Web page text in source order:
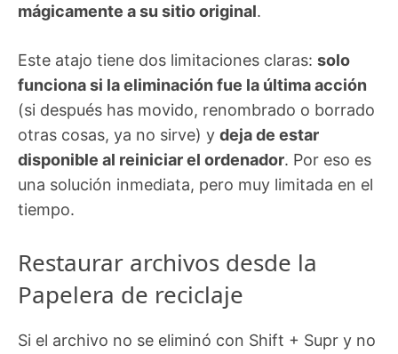
mágicamente a su sitio original.
Este atajo tiene dos limitaciones claras: solo
funciona si la eliminación fue la última acción
(si después has movido, renombrado o borrado
otras cosas, ya no sirve) y deja de estar
disponible al reiniciar el ordenador. Por eso es
una solución inmediata, pero muy limitada en el
tiempo.
Restaurar archivos desde la
Papelera de reciclaje
Si el archivo no se eliminó con Shift + Supr y no